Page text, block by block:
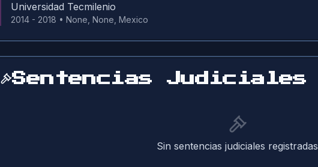
Universidad Tecmilenio
2014 - 2018 •None, None, Mexico
Sentencias Judiciales
Sin sentencias judiciales registradas